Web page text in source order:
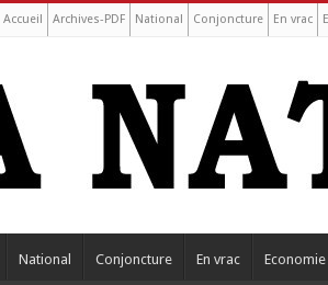
Accueil Archives-PDF National Conjoncture En vrac
National Conjoncture En vrac Economie